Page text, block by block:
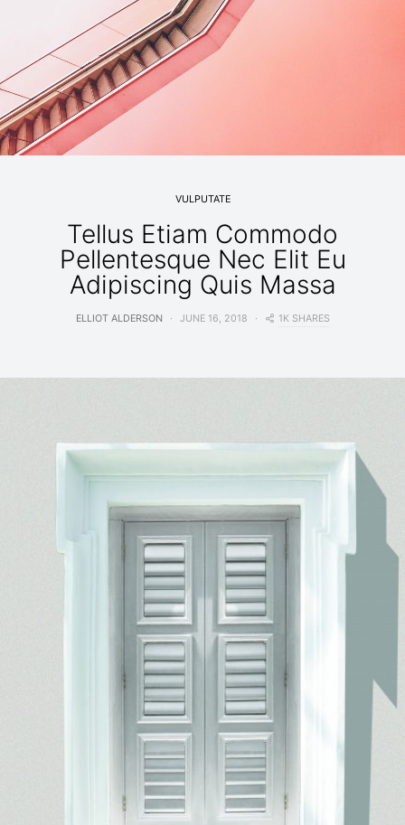
VULPUTATE
Tellus Etiam Commodo
Pellentesque Nec Elit Eu
Adipiscing Quis Massa
ELLIOT ALDERSON JUNE 16, 2018 1K SHARES